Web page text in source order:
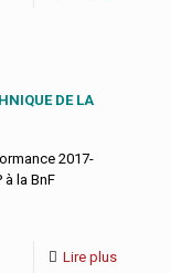
DE LA
2017-
à la BnF
Lire plus